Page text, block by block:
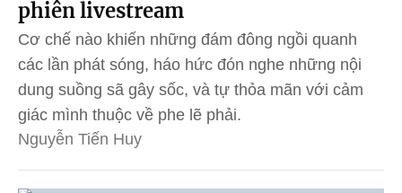
phiên livestream
Cơ chế nào khiến những đám đông ngồi quanh
các lần phát sóng, háo hức đón nghe những nội
dung suồng sã gây sốc, và tự thỏa mãn với cảm
giác mình thuộc về phe lẽ phải.
Nguyễn Tiến Huy